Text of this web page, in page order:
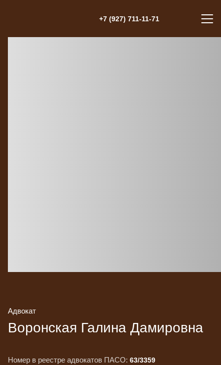
+7 (927) 711-11-71
Адвокат
Воронская Галина Дамировна
Номер в реестре адвокатов ПАСО: 63/3359